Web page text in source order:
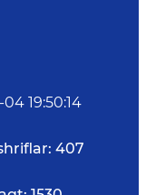
19:50:14
407